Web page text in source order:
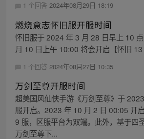
1 个回答 2024年08月29日 18:19
燃烧意志怀旧服开服时间
怀旧服于 2024 年 3 月 28 日早上 10
月 10 日上午 10:00 将会开启【怀旧 13
1 个回答 2024年08月27日 10:35
万剑至尊开服时间
超美国风仙侠手游《万剑至尊》于
服开启。2023 年 10 月 2 日 00:05 开
9 服，区服平台为双端。此外，基于四
万剑至尊下...